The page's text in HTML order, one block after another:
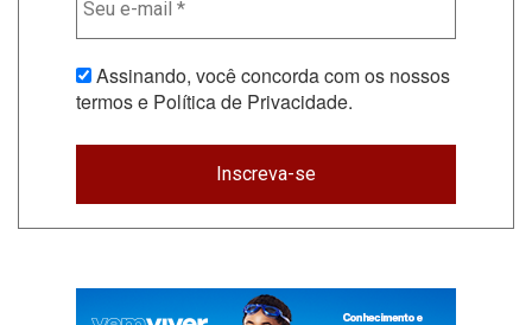
Assinando, você concorda com os nossos
termos e Política de Privacidade.